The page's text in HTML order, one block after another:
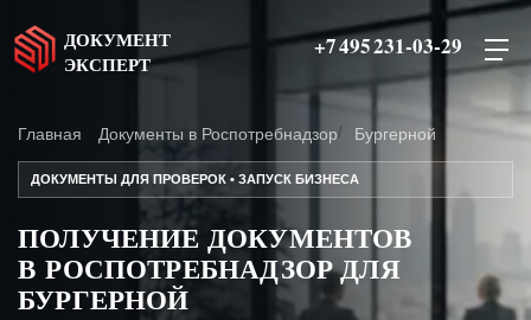
ДОКУМЕНТ
ЭКСПЕРТ
+7 495 231-03-29
Главная Документы в Роспотребнадзор Бургерной
ДОКУМЕНТЫ ДЛЯ ПРОВЕРОК • ЗАПУСК БИЗНЕСА
ПОЛУЧЕНИЕ ДОКУМЕНТОВ
В РОСПОТРЕБНАДЗОР ДЛЯ
БУРГЕРНОЙ